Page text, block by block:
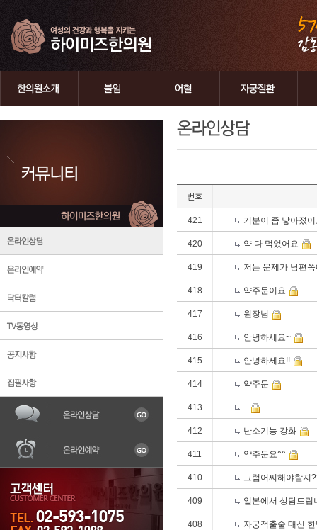
한의원소개 조
번호
421 기분이 좀 낳아졌
420 약 다 먹었어요
419 저는 문제가 남편
418 약주문이요
417 원장님
416 안녕하세요~
415 안녕하세요!!
414 약주문
413 ..
412 난소기능 강화
411 약주문요^^
410 그럼어찌해야할지
409 일본에서 상담드립
408 자궁적출술 대신